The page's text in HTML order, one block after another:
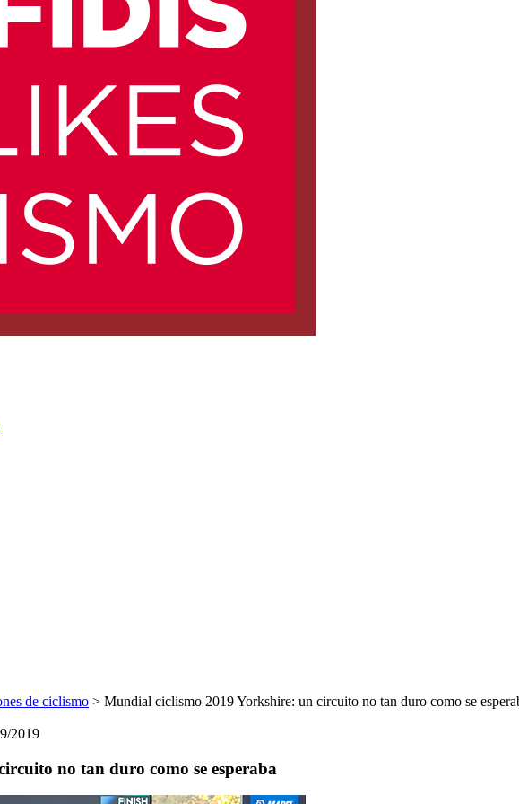
de ciclismo > Mundial ciclismo 2019 Yorkshire: un circuito no tan duro como se
2019
no tan duro como se esperaba